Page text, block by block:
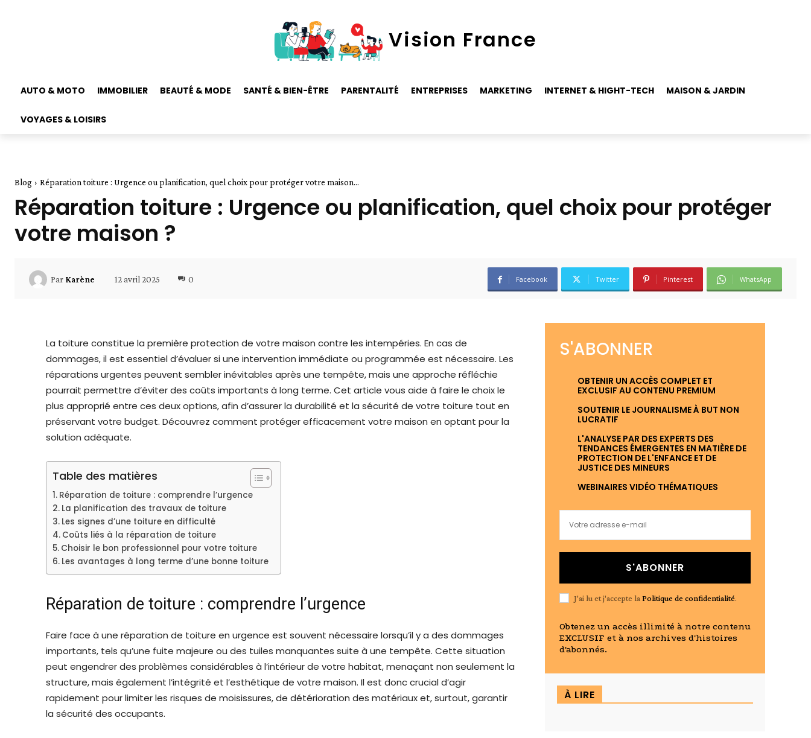
Vision France
AUTO & MOTO IMMOBILIER BEAUTÉ & MODE SANTÉ & BIEN-ÊTRE PARENTALITÉ ENTREPRISES MARKETING INTERNET & HIGHT-TECH MAISON & JARDIN
VOYAGES & LOISIRS
Blog Réparation toiture : Urgence ou planification, quel choix pour protéger votre maison...
Réparation toiture : Urgence ou planification, quel choix pour protéger
votre maison ?
Par Karène 12 avril 2025 0 Facebook Twitter Pinterest WhatsApp
La toiture constitue la première protection de votre maison contre les intempéries. En cas de
dommages, il est essentiel d’évaluer si une intervention immédiate ou programmée est nécessaire. Les
réparations urgentes peuvent sembler inévitables après une tempête, mais une approche réfléchie
pourrait permettre d’éviter des coûts importants à long terme. Cet article vous aide à faire le choix le
plus approprié entre ces deux options, afin d’assurer la durabilité et la sécurité de votre toiture tout en
préservant votre budget. Découvrez comment protéger efficacement votre maison en optant pour la
solution adéquate.
Table des matières
Réparation de toiture : comprendre l’urgence
La planification des travaux de toiture
Les signes d’une toiture en difficulté
Coûts liés à la réparation de toiture
Choisir le bon professionnel pour votre toiture
Les avantages à long terme d’une bonne toiture
Réparation de toiture : comprendre l’urgence
Faire face à une réparation de toiture en urgence est souvent nécessaire lorsqu’il y a des dommages
importants, tels qu’une fuite majeure ou des tuiles manquantes suite à une tempête. Cette situation
peut engendrer des problèmes considérables à l’intérieur de votre habitat, menaçant non seulement la
structure, mais également l’intégrité et l’esthétique de votre maison. Il est donc crucial d’agir
rapidement pour limiter les risques de moisissures, de détérioration des matériaux et, surtout, garantir
la sécurité des occupants.
S'ABONNER
OBTENIR UN ACCÈS COMPLET ET
EXCLUSIF AU CONTENU PREMIUM
SOUTENIR LE JOURNALISME À BUT NON
LUCRATIF
L'ANALYSE PAR DES EXPERTS DES
TENDANCES ÉMERGENTES EN MATIÈRE DE
PROTECTION DE L'ENFANCE ET DE
JUSTICE DES MINEURS
WEBINAIRES VIDÉO THÉMATIQUES
S'ABONNER
J'ai lu et j'accepte la Politique de confidentialité.
Obtenez un accès illimité à notre contenu
EXCLUSIF et à nos archives d'histoires
d'abonnés.
À LIRE